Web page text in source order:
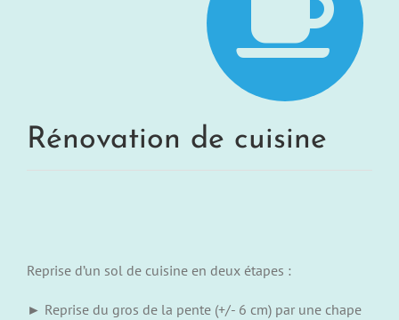
Rénovation de cuisine
Reprise d’un sol de cuisine en deux étapes :
► Reprise du gros de la pente (+/- 6 cm) par une chape